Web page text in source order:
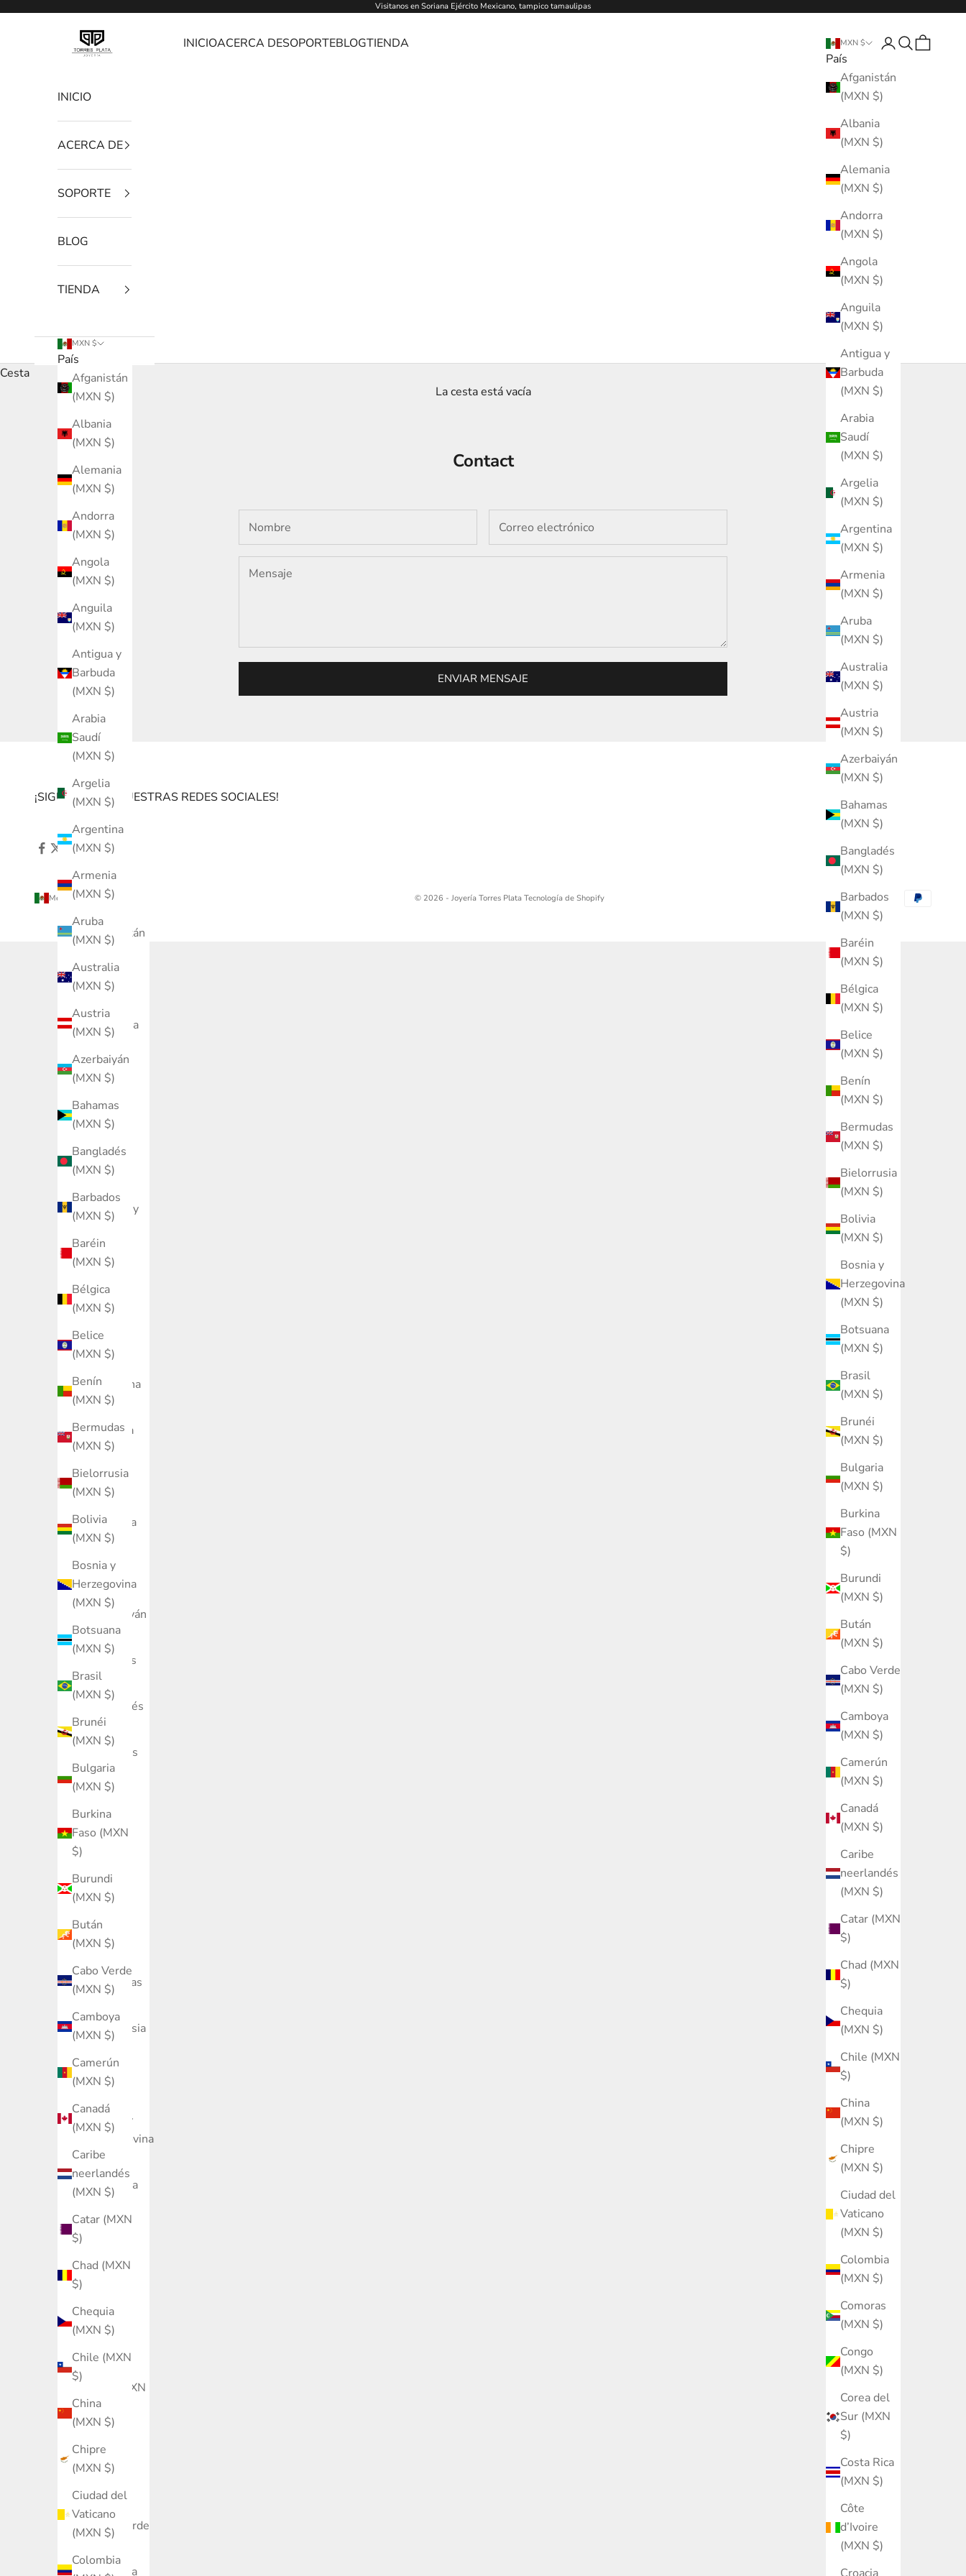
Visitanos en Soriana Ejército Mexicano, tampico tamaulipas
Joyería Torres Plata INICIOACERCA DESOPORTEBLOGTIENDA MXN $
País
Afganistán
(MXN $)
Albania
(MXN $)
Alemania
(MXN $)
Andorra
(MXN $)
Angola
(MXN $)
Anguila
(MXN $)
Antigua y
Barbuda
(MXN $)
Arabia
Saudí
(MXN $)
Argelia
(MXN $)
Argentina
(MXN $)
Armenia
(MXN $)
Aruba
(MXN $)
Australia
(MXN $)
Austria
(MXN $)
Azerbaiyán
(MXN $)
Bahamas
(MXN $)
Bangladés
(MXN $)
Barbados
(MXN $)
Baréin
(MXN $)
Bélgica
(MXN $)
Belice
(MXN $)
Benín
(MXN $)
Bermudas
(MXN $)
Bielorrusia
(MXN $)
Bolivia
(MXN $)
Bosnia y
Herzegovina
(MXN $)
Botsuana
(MXN $)
Brasil
(MXN $)
Brunéi
(MXN $)
Bulgaria
(MXN $)
Burkina
Faso (MXN
$)
Burundi
(MXN $)
Bután
(MXN $)
Cabo Verde
(MXN $)
Camboya
(MXN $)
Camerún
(MXN $)
Canadá
(MXN $)
Caribe
neerlandés
(MXN $)
Catar (MXN
$)
Chad (MXN
$)
Chequia
(MXN $)
Chile (MXN
$)
China
(MXN $)
Chipre
(MXN $)
Ciudad del
Vaticano
(MXN $)
Colombia
(MXN $)
Comoras
(MXN $)
Congo
(MXN $)
Corea del
Sur (MXN
$)
Costa Rica
(MXN $)
Côte
d’Ivoire
(MXN $)
Abrir página de
AbrirAbrir
INICIO
ACERCA DE
SOPORTE
BLOG
TIENDA
MXN $
País
Afganistán
(MXN $)
Albania
(MXN $)
Alemania
(MXN $)
Andorra
(MXN $)
Angola
(MXN $)
Anguila
(MXN $)
Antigua y
Barbuda
(MXN $)
Arabia
Saudí
(MXN $)
Argelia
(MXN $)
Argentina
(MXN $)
Armenia
(MXN $)
Aruba
(MXN $)
Australia
(MXN $)
Austria
(MXN $)
Azerbaiyán
(MXN $)
Bahamas
(MXN $)
Bangladés
(MXN $)
Barbados
(MXN $)
Baréin
(MXN $)
Bélgica
(MXN $)
Belice
(MXN $)
Benín
(MXN $)
Bermudas
(MXN $)
Bielorrusia
(MXN $)
Bolivia
(MXN $)
Bosnia y
Herzegovina
(MXN $)
Botsuana
(MXN $)
Brasil
(MXN $)
Brunéi
(MXN $)
Bulgaria
(MXN $)
Burkina
Faso (MXN
$)
Burundi
(MXN $)
Bután
(MXN $)
Cabo Verde
(MXN $)
Camboya
(MXN $)
Camerún
(MXN $)
Canadá
(MXN $)
Caribe
neerlandés
(MXN $)
Catar (MXN
$)
Chad (MXN
$)
Chequia
(MXN $)
Chile (MXN
$)
China
(MXN $)
Chipre
(MXN $)
Ciudad del
Vaticano
(MXN $)
Colombia
Cesta
La cesta está vacía
Contact
ENVIAR MENSAJE
¡SIGUENOS EN NUESTRAS REDES SOCIALES!
México (MXN $)
Afganistán
(MXN $)
Albania
(MXN $)
Alemania
(MXN $)
Andorra
(MXN $)
Angola
(MXN $)
Anguila
(MXN $)
Antigua y
Barbuda
(MXN $)
Arabia
Saudí
(MXN $)
Argelia
(MXN $)
Argentina
(MXN $)
Armenia
(MXN $)
Aruba
(MXN $)
Australia
(MXN $)
Austria
(MXN $)
Azerbaiyán
(MXN $)
Bahamas
(MXN $)
Bangladés
(MXN $)
Barbados
(MXN $)
Baréin
(MXN $)
Bélgica
Belice
(MXN $)
Benín
(MXN $)
Bermudas
(MXN $)
Bielorrusia
(MXN $)
Bolivia
(MXN $)
Bosnia y
Herzegovina
(MXN $)
Botsuana
(MXN $)
Brasil
Brunéi
Bulgaria
(MXN $)
Burkina
Faso (MXN
$)
Burundi
(MXN $)
Bután
(MXN $)
Cabo Verde
(MXN $)
Camboya
© 2026 - Joyería Torres Plata Tecnología de Shopify